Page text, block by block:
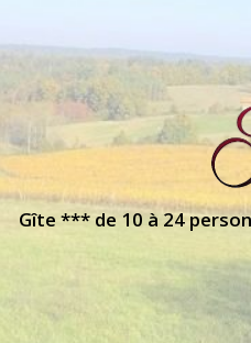
Gîte *** de 10 à 24